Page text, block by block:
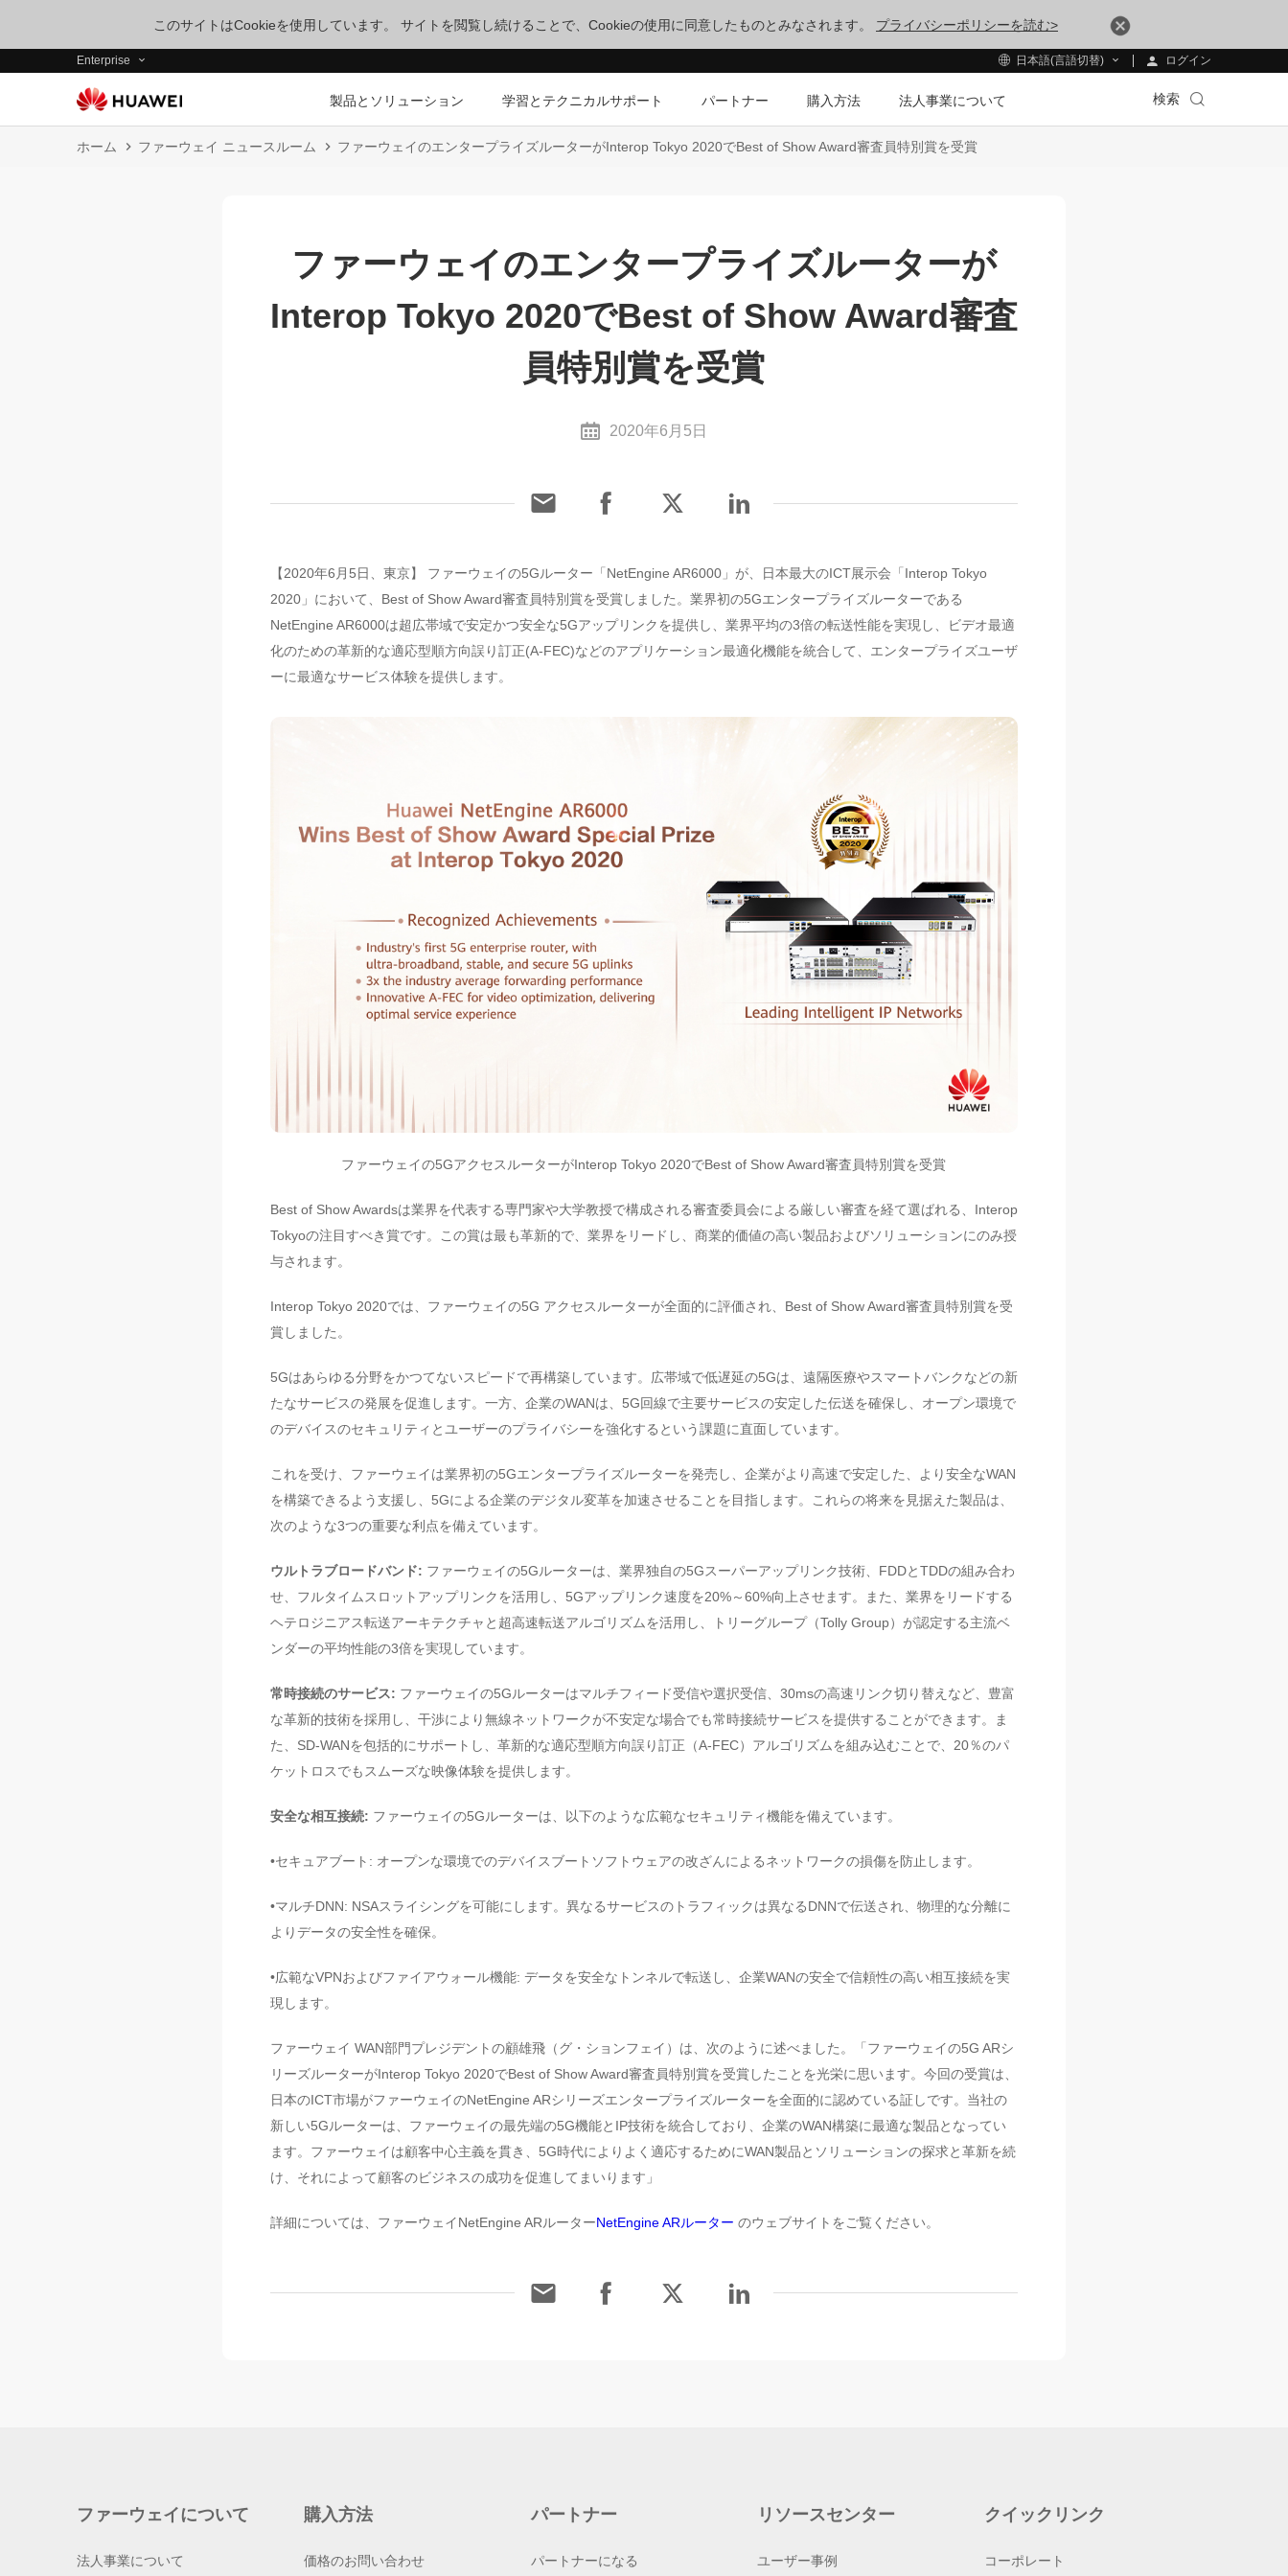
このサイトはCookieを使用しています。 サイトを閲覧し続けることで、Cookieの使用に同意したものとみなされます。 プライバシーポリシーを読む>
Enterprise 日本語(言語切替) ログイン
製品とソリューション 学習とテクニカルサポート パートナー 購入方法 法人事業について 検索
ホーム ファーウェイ ニュースルーム ファーウェイのエンタープライズルーターがInterop Tokyo 2020でBest of Show Award審査員特別賞を受賞
ファーウェイのエンタープライズルーターが
Interop Tokyo 2020でBest of Show Award審査
員特別賞を受賞
2020年6月5日
【2020年6月5日、東京】 ファーウェイの5Gルーター「NetEngine AR6000」が、日本最大のICT展示会「Interop Tokyo
2020」において、Best of Show Award審査員特別賞を受賞しました。業界初の5Gエンタープライズルーターである
NetEngine AR6000は超広帯域で安定かつ安全な5Gアップリンクを提供し、業界平均の3倍の転送性能を実現し、ビデオ最適
化のための革新的な適応型順方向誤り訂正(A-FEC)などのアプリケーション最適化機能を統合して、エンタープライズユーザ
ーに最適なサービス体験を提供します。
ファーウェイの5GアクセスルーターがInterop Tokyo 2020でBest of Show Award審査員特別賞を受賞
Best of Show Awardsは業界を代表する専門家や大学教授で構成される審査委員会による厳しい審査を経て選ばれる、Interop
Tokyoの注目すべき賞です。この賞は最も革新的で、業界をリードし、商業的価値の高い製品およびソリューションにのみ授
与されます。
Interop Tokyo 2020では、ファーウェイの5G アクセスルーターが全面的に評価され、Best of Show Award審査員特別賞を受
賞しました。
5Gはあらゆる分野をかつてないスピードで再構築しています。広帯域で低遅延の5Gは、遠隔医療やスマートバンクなどの新
たなサービスの発展を促進します。一方、企業のWANは、5G回線で主要サービスの安定した伝送を確保し、オープン環境で
のデバイスのセキュリティとユーザーのプライバシーを強化するという課題に直面しています。
これを受け、ファーウェイは業界初の5Gエンタープライズルーターを発売し、企業がより高速で安定した、より安全なWAN
を構築できるよう支援し、5Gによる企業のデジタル変革を加速させることを目指します。これらの将来を見据えた製品は、
次のような3つの重要な利点を備えています。
ウルトラブロードバンド: ファーウェイの5Gルーターは、業界独自の5Gスーパーアップリンク技術、FDDとTDDの組み合わ
せ、フルタイムスロットアップリンクを活用し、5Gアップリンク速度を20%～60%向上させます。また、業界をリードする
ヘテロジニアス転送アーキテクチャと超高速転送アルゴリズムを活用し、トリーグループ（Tolly Group）が認定する主流ベ
ンダーの平均性能の3倍を実現しています。
常時接続のサービス: ファーウェイの5Gルーターはマルチフィード受信や選択受信、30msの高速リンク切り替えなど、豊富
な革新的技術を採用し、干渉により無線ネットワークが不安定な場合でも常時接続サービスを提供することができます。ま
た、SD-WANを包括的にサポートし、革新的な適応型順方向誤り訂正（A-FEC）アルゴリズムを組み込むことで、20％のパ
ケットロスでもスムーズな映像体験を提供します。
安全な相互接続: ファーウェイの5Gルーターは、以下のような広範なセキュリティ機能を備えています。
•セキュアブート: オープンな環境でのデバイスブートソフトウェアの改ざんによるネットワークの損傷を防止します。
•マルチDNN: NSAスライシングを可能にします。異なるサービスのトラフィックは異なるDNNで伝送され、物理的な分離に
よりデータの安全性を確保。
•広範なVPNおよびファイアウォール機能: データを安全なトンネルで転送し、企業WANの安全で信頼性の高い相互接続を実
現します。
ファーウェイ WAN部門プレジデントの顧雄飛（グ・ションフェイ）は、次のように述べました。「ファーウェイの5G ARシ
リーズルーターがInterop Tokyo 2020でBest of Show Award審査員特別賞を受賞したことを光栄に思います。今回の受賞は、
日本のICT市場がファーウェイのNetEngine ARシリーズエンタープライズルーターを全面的に認めている証しです。当社の
新しい5Gルーターは、ファーウェイの最先端の5G機能とIP技術を統合しており、企業のWAN構築に最適な製品となってい
ます。ファーウェイは顧客中心主義を貫き、5G時代によりよく適応するためにWAN製品とソリューションの探求と革新を続
け、それによって顧客のビジネスの成功を促進してまいります」
詳細については、ファーウェイNetEngine ARルーターNetEngine ARルーター のウェブサイトをご覧ください。
ファーウェイについて
法人事業について
購入方法
価格のお問い合わせ
パートナー
パートナーになる
リソースセンター
ユーザー事例
クイックリンク
コーポレート